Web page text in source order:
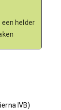
helder
IVB)